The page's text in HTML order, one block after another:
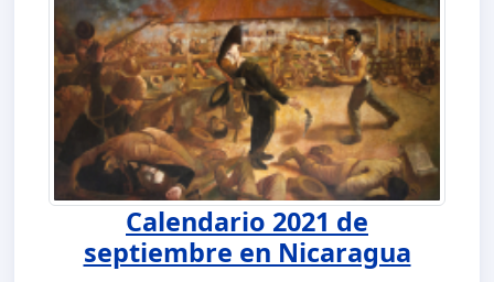
Calendario 2021 de
septiembre en Nicaragua